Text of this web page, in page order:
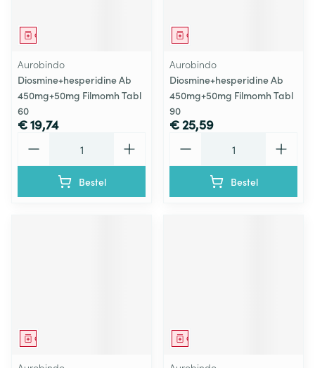
Geneesmiddel
Aurobindo
Diosmine+hesperidine Ab
450mg+50mg Filmomh Tabl
60
€ 19,74
Bestel
Geneesmiddel
Aurobindo
Diosmine+hesperidine Ab
450mg+50mg Filmomh Tabl
90
€ 25,59
Bestel
Geneesmiddel Geneesmiddel